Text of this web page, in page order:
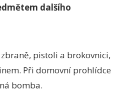
dalšího
pistoli a brokovnici,
Při domovní prohlídce
bomba.